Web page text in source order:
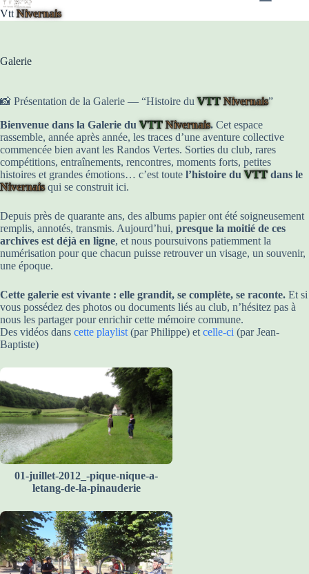
VttNivernais
Galerie
📸 Présentation de la Galerie — “Histoire duVTT Nivernais”
Bienvenue dans la Galerie duVTT Nivernais. Cet espace
rassemble, année après année, les traces d’une aventure collective
commencée bien avant les Randos Vertes. Sorties du club, rares
compétitions, entraînements, rencontres, moments forts, petites
histoires et grandes émotions… c’est toute l’histoire duVTTdans le
Nivernaisqui se construit ici.
Depuis près de quarante ans, des albums papier ont été soigneusement
remplis, annotés, transmis. Aujourd’hui, presque la moitié de ces
archives est déjà en ligne, et nous poursuivons patiemment la
numérisation pour que chacun puisse retrouver un visage, un souvenir,
une époque.
Cette galerie est vivante : elle grandit, se complète, se raconte. Et si
vous possédez des photos ou documents liés au club, n’hésitez pas à
nous les partager pour enrichir cette mémoire commune.
Des vidéos dans cette playlist (par Philippe) et celle-ci (par Jean-
Baptiste)
01-juillet-2012_-pique-nique-a-
letang-de-la-pinauderie